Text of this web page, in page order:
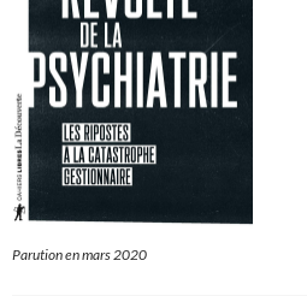
Parution en mars 2020